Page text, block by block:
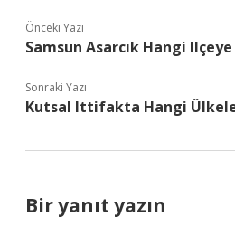
Önceki Yazı
Samsun Asarcık Hangi Ilçeye
Sonraki Yazı
Kutsal Ittifakta Hangi
Bir yanıt yazın